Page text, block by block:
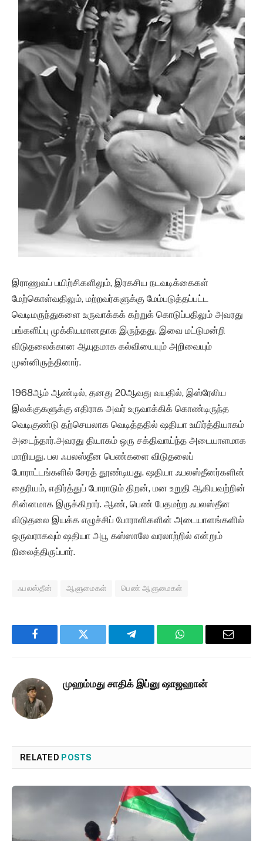
இராணுவப் பயிற்சிகளிலும், இரகசிய நடவடிக்கைகள்
மேற்கொள்வதிலும், மற்றவர்களுக்கு மேம்படுத்தப்பட்ட
வெடிமருந்துகளை உருவாக்கக் கற்றுக் கொடுப்பதிலும் அவரது
பங்களிப்பு முக்கியமானதாக இருந்தது. இவை மட்டுமன்றி
விடுதலைக்கான ஆயுதமாக கல்வியையும் அறிவையும்
முன்னிருத்தினார்.
1968ஆம் ஆண்டில், தனது 20ஆவது வயதில், இஸ்ரேலிய
இலக்குகளுக்கு எதிராக அவர் உருவாக்கிக் கொண்டிருந்த
வெடிகுண்டு தற்செயலாக வெடித்ததில் ஷதியா உயிர்த்தியாகம்
அடைந்தார்.அவரது தியாகம் ஒரு சக்திவாய்ந்த அடையாளமாக
மாறியது. பல ஃபலஸ்தீன பெண்களை விடுதலைப்
போராட்டங்களில் சேரத் தூண்டியது. ஷதியா ஃபலஸ்தீனர்களின்
தைரியம், எதிர்த்துப் போராடும் திறன், மன உறுதி ஆகியவற்றின்
சின்னமாக இருக்கிறார். ஆண், பெண் பேதமற்ற ஃபலஸ்தீன
விடுதலை இயக்க எழுச்சிப் போராளிகளின் அடையாளங்களில்
ஒருவராகவும் ஷதியா அபூ கஸ்ஸாலே வரலாற்றில் என்றும்
நிலைத்திருப்பார்.
ஃபலஸ்தீன் ஆளுமைகள் பெண் ஆளுமைகள்
Facebook Twitter Telegram WhatsApp Email
முஹம்மது சாதிக் இப்னு ஷாஜஹான்
RELATED POSTS